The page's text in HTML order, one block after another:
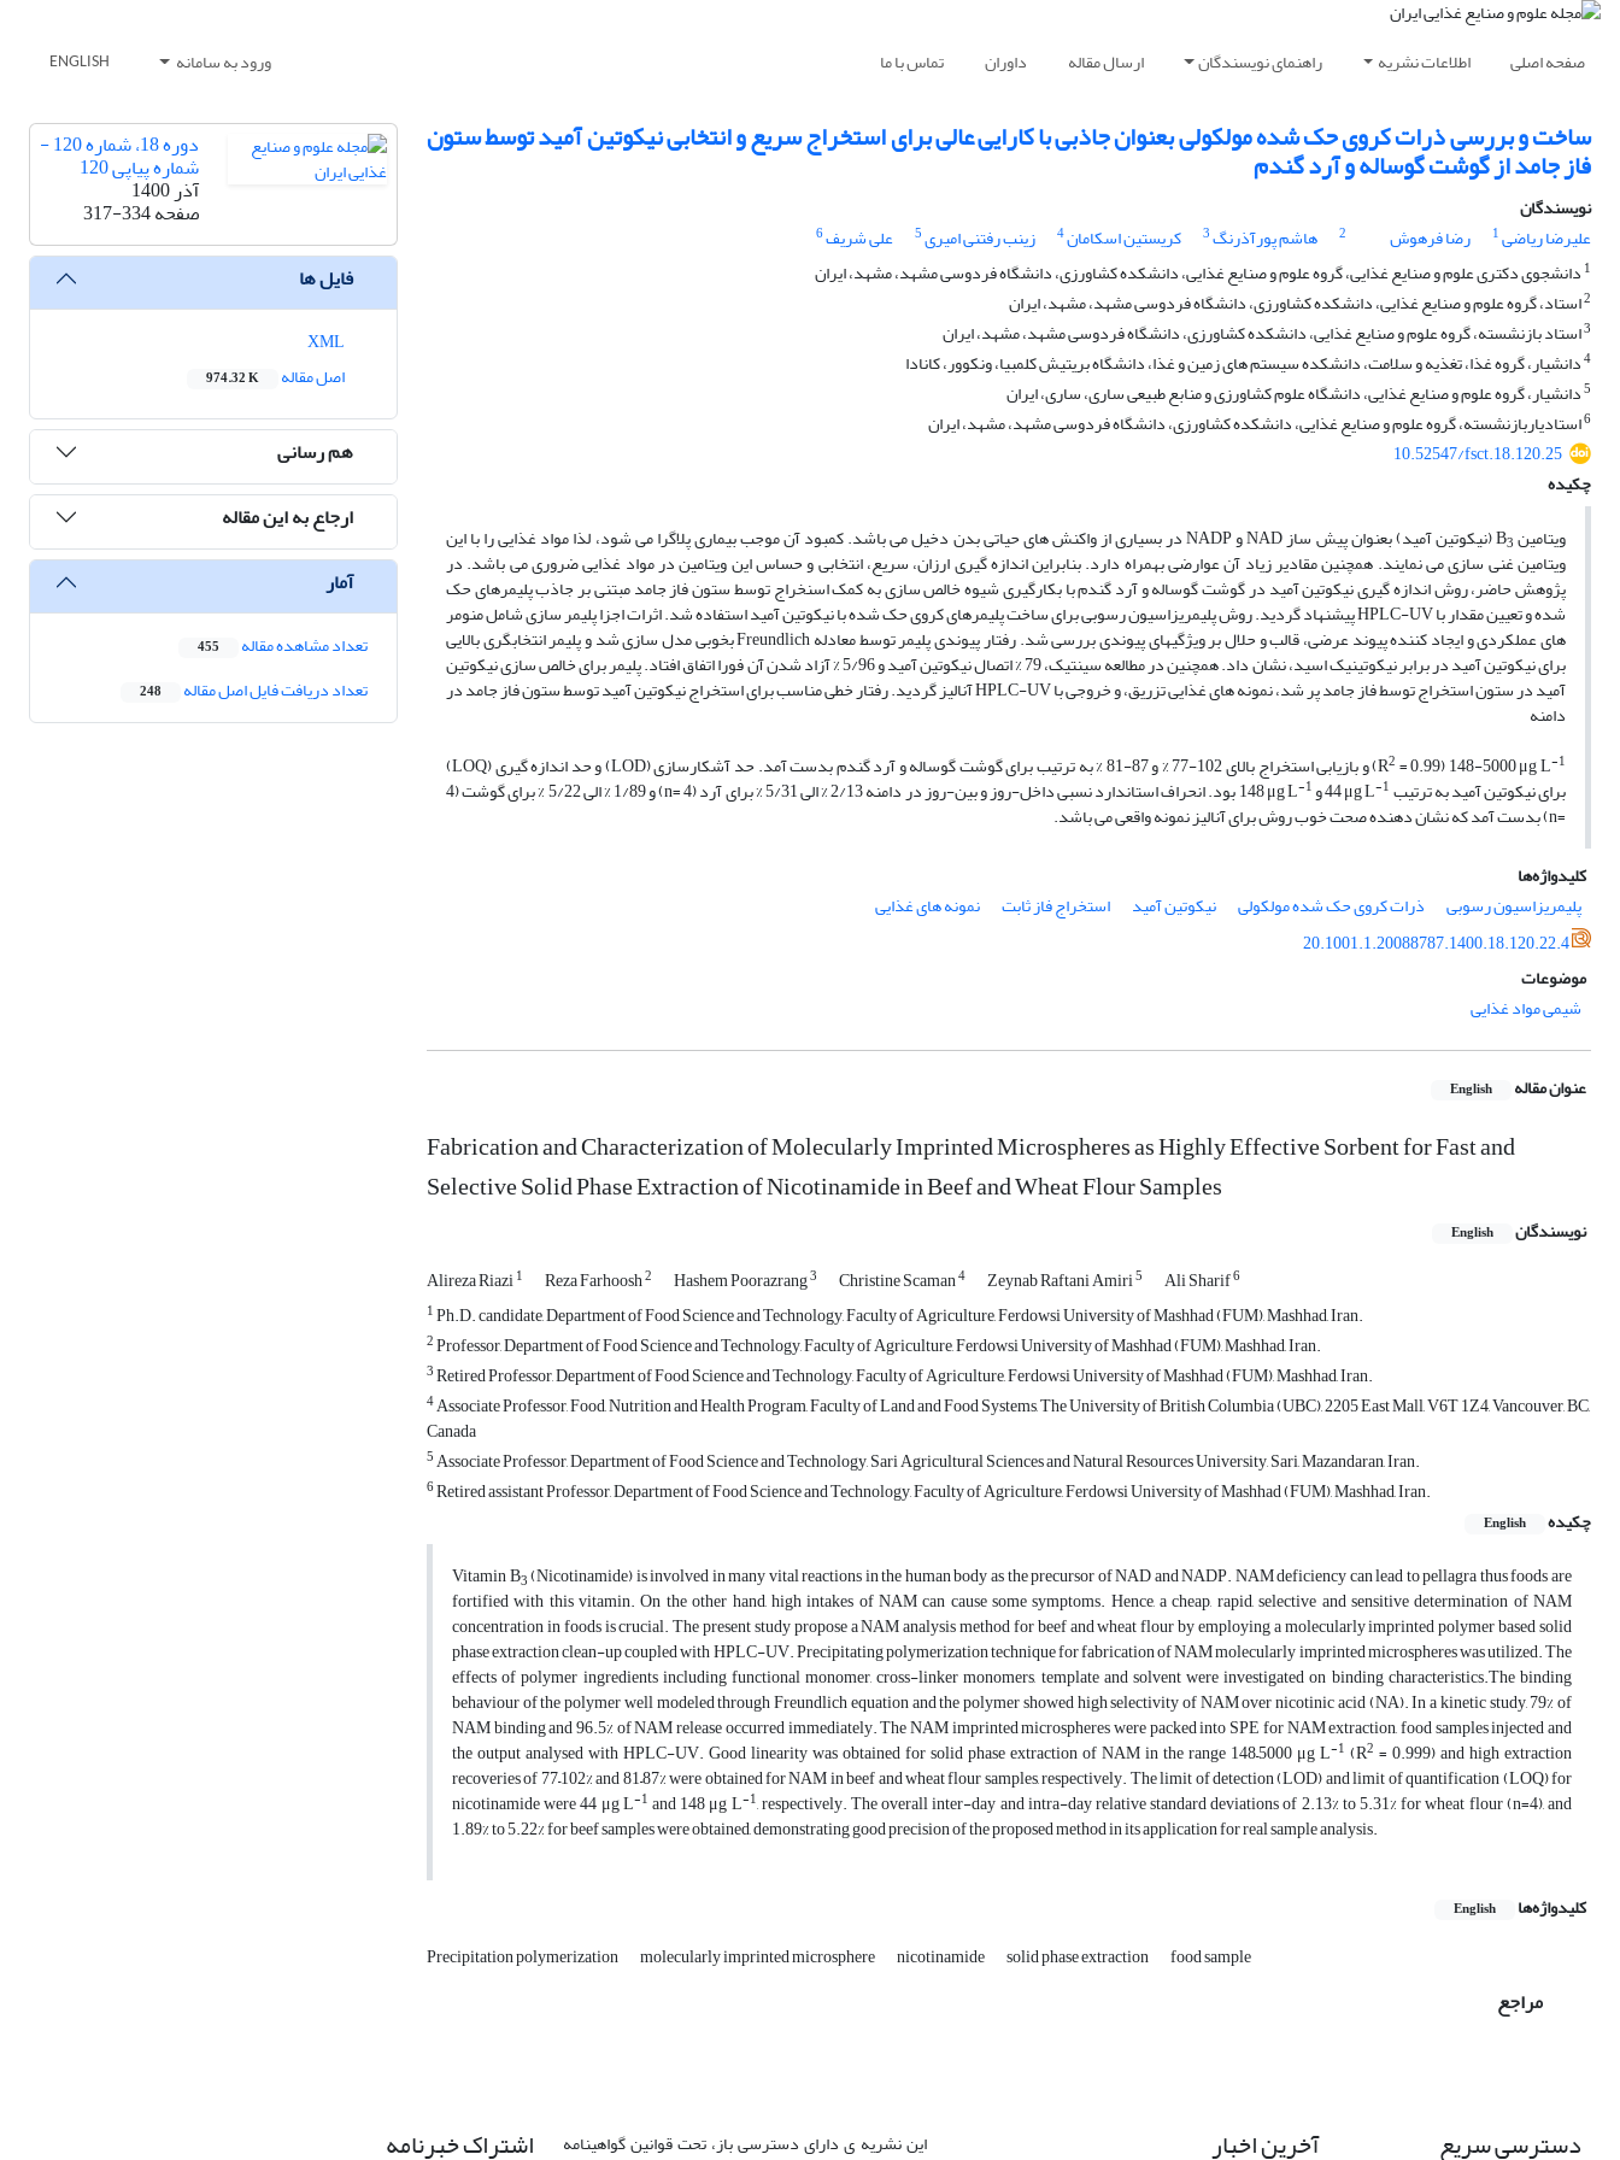
صفحه اصلی اطلاعات نشریه راهنمای نویسندگان ارسال مقاله داوران تماس با ما ورود به سامانه ENGLISH
ساخت و بررسی ذرات کروی حک شده مولکولی بعنوان جاذبی با کارایی عالی برای استخراج سریع و انتخابی نیکوتین آمید توسط ستون
فاز جامد از گوشت گوساله و آرد گندم
نویسندگان
علیرضا ریاضی1 رضا فرهوش 2 هاشم پورآذرنگ3 کریستین اسکامان4 زینب رفتنی امیری5 علی شریف6
1 دانشجوی دکتری علوم و صنایع غذایی، گروه علوم و صنایع غذایی، دانشکده کشاورزی، دانشگاه فردوسی مشهد، مشهد، ایران
2استاد، گروه علوم و صنایع غذایی، دانشکده کشاورزی، دانشگاه فردوسی مشهد، مشهد، ایران
3استاد بازنشسته، گروه علوم و صنایع غذایی، دانشکده کشاورزی، دانشگاه فردوسی مشهد، مشهد، ایران
4دانشیار، گروه غذا، تغذیه و سلامت، دانشکده سیستم های زمین و غذا، دانشگاه بریتیش کلمبیا، ونکوور، کانادا
5دانشیار، گروه علوم و صنایع غذایی، دانشگاه علوم کشاورزی و منابع طبیعی ساری، ساری، ایران
6استادیاربازنشسته، گروه علوم و صنایع غذایی، دانشکده کشاورزی، دانشگاه فردوسی مشهد، مشهد، ایران
10.52547/fsct.18.120.25
چکیده
ویتامین 3
B(نیکوتین آمید) بعنوان پیش سازNADوNADPدر بسیاری از واکنش های حیاتی بدن دخیل می باشد. کمبود آن موجب بیماری پلاگرا می شود، لذا مواد غذایی را با این
ویتامین غنی سازی می نمایند. همچنین مقادیر زیاد آن عوارضی بهمراه دارد. بنابراین اندازه گیری ارزان، سریع، انتخابی و حساس این ویتامین در مواد غذایی ضروری می باشد. در
پژوهش حاضر، روش اندازه گیری نیکوتین آمید در گوشت گوساله و آرد گندم با بکارگیری شیوه خالص سازی به کمک اسنخراج توسط ستون فاز جامد مبتنی بر جاذب پلیمرهای حک
شده و تعیین مقدار باHPLC-UVپیشنهاد گردید. روش پلیمریزاسیون رسوبی برای ساخت پلیمرهای کروی حک شده با نیکوتین آمید استفاده شد. اثرات اجزا پلیمر سازی شامل منومر
های عملکردی و ایجاد کننده پیوند عرضی، قالب و حلال بر ویژگیهای پیوندی بررسی شد. رفتار پیوندی پلیمر توسط معادلهFreundlichبخوبی مدل سازی شد و پلیمر انتخابگری بالایی
برای نیکوتین آمید در برابر نیکوتینیک اسید، نشان داد. همچنین در مطالعه سینتیک، 79 % اتصال نیکوتین آمید و 5/96 % آزاد شدن آن فورا اتفاق افتاد. پلیمر برای خالص سازی نیکوتین
آمید در ستون استخراج توسط فاز جامد پر شد، نمونه های غذایی تزریق، و خروجی باHPLC-UVآنالیز گردید. رفتار خطی مناسب برای استخراج نیکوتین آمید توسط ستون فاز جامد در
دامنه
μg L-1
148-5000 (
R2 = 0.99 ) و بازیابی استخراج بالای 102-77 % و 87-81 % به ترتیب برای گوشت گوساله و آرد گندم بدست آمد. حد آشکارسازی ( LOD) و حد اندازه گیری (LOQ
)
برای نیکوتین آمید به ترتیب μg L-1
μg L-1 148 بود. انحراف استاندارد نسبی داخل-روز و بین-روز در دامنه 2/13 % الی 5/31 % برای آرد (4 = n ) و 1/89 % الی 5/22 % برای گوشت (4
=
n) بدست آمد که نشان دهنده صحت خوب روش برای آنالیز نمونه واقعی می باشد.
کلیدواژه‌ها
پلیمریزاسیون رسوبی
ذرات کروی حک شده مولکولی نیکوتین آمید استخراج فاز ثابت
نمونه های غذایی
20.1001.1.20088787.1400.18.120.22.4
موضوعات
شیمی مواد غذایی
عنوان مقاله English
Fabrication and Characterization of Molecularly Imprinted Microspheres as Highly Effective Sorbent for Fast and
Selective Solid Phase Extraction of Nicotinamide in Beef and Wheat Flour Samples
نویسندگان English
Alireza Riazi1 Reza Farhoosh2 Hashem Poorazrang3 Christine Scaman4 Zeynab Raftani Amiri5 Ali Sharif6
1Ph.D. candidate, Department of Food Science and Technology, Faculty of Agriculture, Ferdowsi University of Mashhad (FUM), Mashhad, Iran.
2Professor, Department of Food Science and Technology, Faculty of Agriculture, Ferdowsi University of Mashhad (FUM), Mashhad, Iran.
3Retired Professor, Department of Food Science and Technology, Faculty of Agriculture, Ferdowsi University of Mashhad (FUM), Mashhad, Iran.
4Associate Professor, Food, Nutrition and Health Program, Faculty of Land and Food Systems, The University of British Columbia (UBC), 2205 East Mall, V6T 1Z4, Vancouver, BC,
Canada
5Associate Professor, Department of Food Science and Technology, Sari Agricultural Sciences and Natural Resources University, Sari, Mazandaran, Iran.
6Retired assistant Professor, Department of Food Science and Technology, Faculty of Agriculture, Ferdowsi University of Mashhad (FUM), Mashhad, Iran.
چکیده
English
Vitamin B3(Nicotinamide) is involved in many vital reactions in the human body as the precursor of NAD and NADP. NAM deficiency can lead to pellagra thus foods are
fortified with this vitamin. On the other hand, high intakes of NAM can cause some symptoms. Hence, a cheap, rapid, selective and sensitive determination of NAM
concentration in foods is crucial. The present study propose a NAM analysis method for beef and wheat flour by employing a molecularly imprinted polymer based solid
phase extraction clean-up coupled with HPLC-UV. Precipitating polymerization technique for fabrication of NAM molecularly imprinted microspheres was utilized. The
effects of polymer ingredients including functional monomer, cross-linker monomers, template and solvent were investigated on binding characteristics.The binding
behaviour of the polymer well modeled through Freundlich equation and the polymer showed high selectivity of NAM over nicotinic acid (NA). In a kinetic study, 79% of
NAM binding and 96.5% of NAM release occurred immediately. The NAM imprinted microspheres were packed into SPE for NAM extraction, food samples injected and
the output analysed with HPLC-UV. Good linearity was obtained for solid phase extraction of NAM in the range 148–5000 μg L-1 (R2 = 0.999) and high extraction
recoveries of 77–102% and 81–87% were obtained for NAM in beef and wheat flour samples, respectively. The limit of detection (LOD) and limit of quantification (LOQ) for
nicotinamide were 44 μg L-1 and 148 μg L-1, respectively. The overall inter-day and intra-day relative standard deviations of 2.13% to 5.31% for wheat flour (n=4), and
1.89% to 5.22% for beef samples were obtained, demonstrating good precision of the proposed method in its application for real sample analysis.
کلیدواژه‌ها English
Precipitation polymerization molecularly imprinted microsphere nicotinamide solid phase extraction food sample
مراجع
دوره 18، شماره 120 -
شماره پیاپی 120
آذر 1400
صفحه317-334
فایل ها
اصل مقاله
974.32 K
هم رسانی
ارجاع به این مقاله
آمار
تعداد مشاهده مقاله 455
تعداد دریافت فایل اصل مقاله 248
دسترسی سریع آخرین اخبار این نشریه ی دارای دسترسی باز، تحت قوانین گواهینامه اشتراک خبرنامه